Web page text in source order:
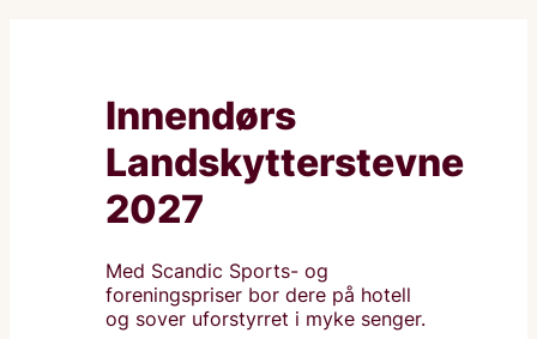
Innendørs
Landskytterstevne
2027
Med Scandic Sports- og
foreningspriser bor dere på hotell
og sover uforstyrret i myke senger.